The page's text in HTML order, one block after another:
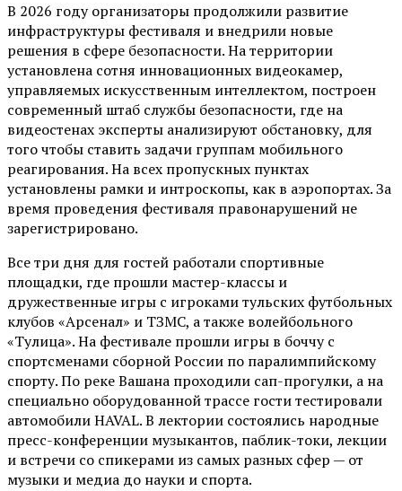
В 2026 году организаторы продолжили развитие
инфраструктуры фестиваля и внедрили новые
решения в сфере безопасности. На территории
установлена сотня инновационных видеокамер,
управляемых искусственным интеллектом, построен
современный штаб службы безопасности, где на
видеостенах эксперты анализируют обстановку, для
того чтобы ставить задачи группам мобильного
реагирования. На всех пропускных пунктах
установлены рамки и интроскопы, как в аэропортах. За
время проведения фестиваля правонарушений не
зарегистрировано.
Все три дня для гостей работали спортивные
площадки, где прошли мастер-классы и
дружественные игры с игроками тульских футбольных
клубов «Арсенал» и ТЗМС, а также волейбольного
«Тулица». На фестивале прошли игры в боччу с
спортсменами сборной России по паралимпийскому
спорту. По реке Вашана проходили сап-прогулки, а на
специально оборудованной трассе гости тестировали
автомобили HAVAL. В лектории состоялись народные
пресс-конференции музыкантов, паблик-токи, лекции
и встречи со спикерами из самых разных сфер — от
музыки и медиа до науки и спорта.